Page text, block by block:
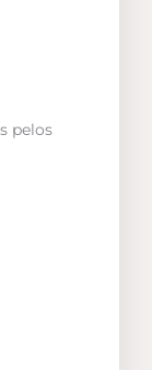
pelos